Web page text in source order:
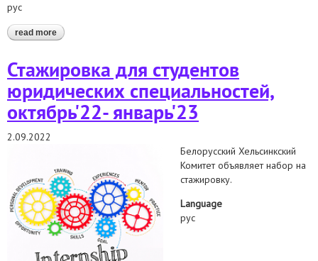
рус
read more about план совета европы для беларуси, разработанный в
сотрудничестве с контактной группой
Стажировка для студентов
юридических специальностей,
октябрь'22- январь'23
2.09.2022
Белорусский Хельсинкский
Комитет объявляет набор на
стажировку.
Language
рус